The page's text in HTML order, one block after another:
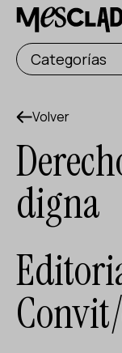
Productora
Productora
Productora
Nuestros
Blog
Contacto
Categorías
Volver
digna